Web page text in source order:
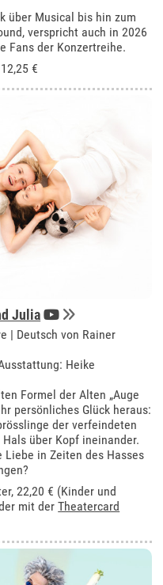
über Musical bis hin zum
verspricht auch in 2026
Fans der Konzertreihe.
€
Julia
| Deutsch von Rainer
Heike
Formel der Alten „Auge
persönliches Glück heraus:
der verfeindeten
über Kopf ineinander.
Liebe in Zeiten des Hasses
, 22,20 € (Kinder und
mit derTheatercard